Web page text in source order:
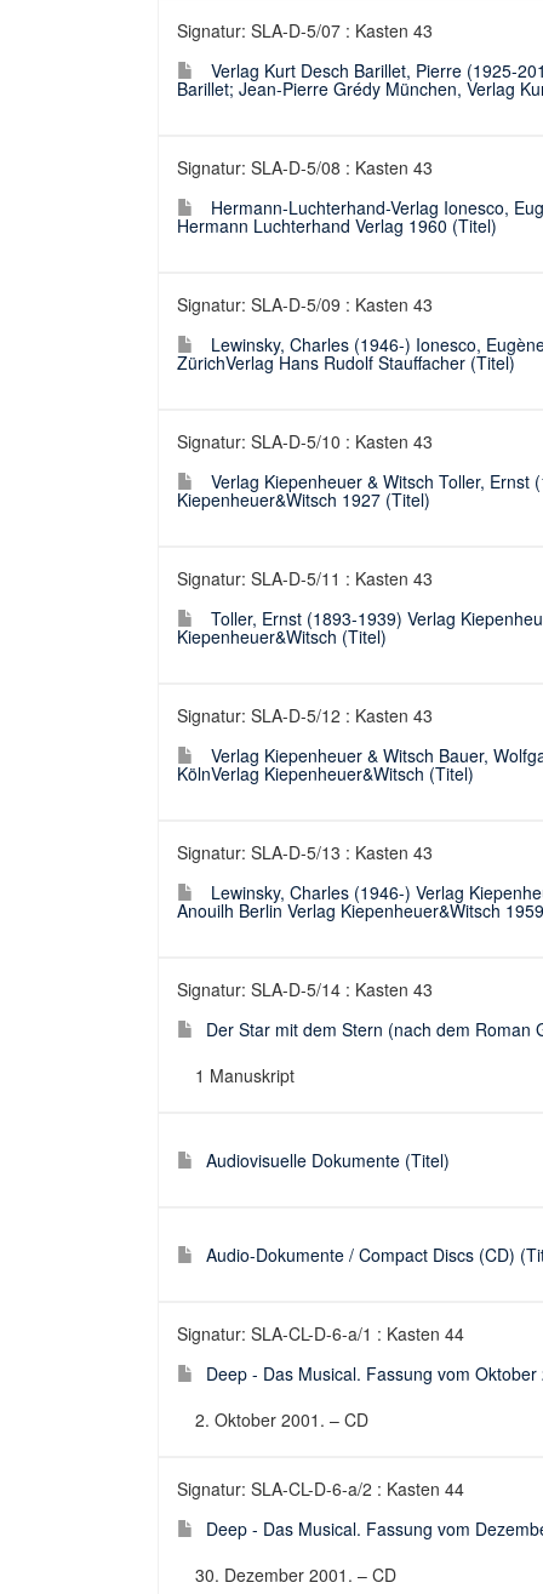
Signatur: SLA-D-5/07 : Kasten 43
Verlag Kurt Desch Barillet, Pierre (1925-
Barillet; Jean-Pierre Grédy München, Verlag
Signatur: SLA-D-5/08 : Kasten 43
Hermann-Luchterhand-Verlag Ionesco,
Hermann Luchterhand Verlag 1960 (Titel)
Signatur: SLA-D-5/09 : Kasten 43
Lewinsky, Charles (1946-) Ionesco,
ZürichVerlag Hans Rudolf Stauffacher (Titel)
Signatur: SLA-D-5/10 : Kasten 43
Verlag Kiepenheuer & Witsch Toller,
Kiepenheuer&Witsch 1927 (Titel)
Signatur: SLA-D-5/11 : Kasten 43
Toller, Ernst (1893-1939) Verlag
Kiepenheuer&Witsch (Titel)
Signatur: SLA-D-5/12 : Kasten 43
Verlag Kiepenheuer & Witsch Bauer,
KölnVerlag Kiepenheuer&Witsch (Titel)
Signatur: SLA-D-5/13 : Kasten 43
Lewinsky, Charles (1946-) Verlag
Anouilh Berlin Verlag Kiepenheuer&Witsch
Signatur: SLA-D-5/14 : Kasten 43
Der Star mit dem Stern (nach dem Roman
1 Manuskript
Audiovisuelle Dokumente (Titel)
Audio-Dokumente / Compact Discs (CD)
Signatur: SLA-CL-D-6-a/1 : Kasten 44
Deep - Das Musical. Fassung vom
2. Oktober 2001. – CD
Signatur: SLA-CL-D-6-a/2 : Kasten 44
Deep - Das Musical. Fassung vom
30. Dezember 2001. – CD